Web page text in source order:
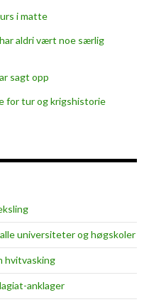
r
i
s
i matte
aldri vært noe særlig
sagt opp
for tur og krigshistorie
universiteter og høgskoler
hvitvasking
anklager